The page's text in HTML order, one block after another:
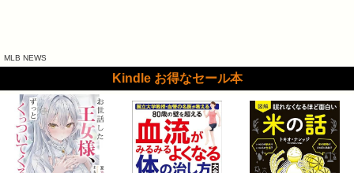
MLB NEWS
Kindle お得なセール本